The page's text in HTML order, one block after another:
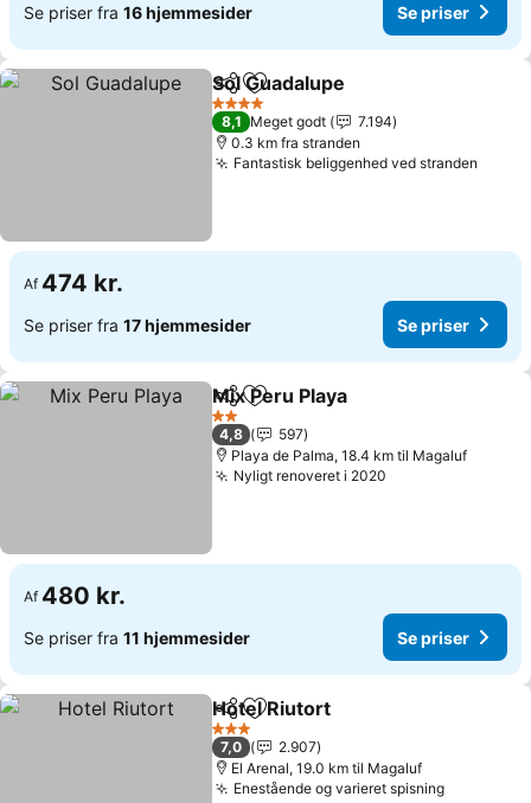
Se priser fra 16 hjemmesider Se priser
Del Føj til favoritter
Sol Guadalupe
4 Stjerner
8,1 Meget godt
7.194
0.3 km fra stranden
Fantastisk beliggenhed ved stranden
Af 474 kr.
Se priser fra 17 hjemmesider Se priser
Del Føj til favoritter
Mix Peru Playa
2 Stjerner
4,8
597
Playa de Palma, 18.4 km til Magaluf
Nyligt renoveret i 2020
Af 480 kr.
Se priser fra 11 hjemmesider Se priser
Del Føj til favoritter
Hotel Riutort
3 Stjerner
7,0
2.907
El Arenal, 19.0 km til Magaluf
Enestående og varieret spisningSe priser